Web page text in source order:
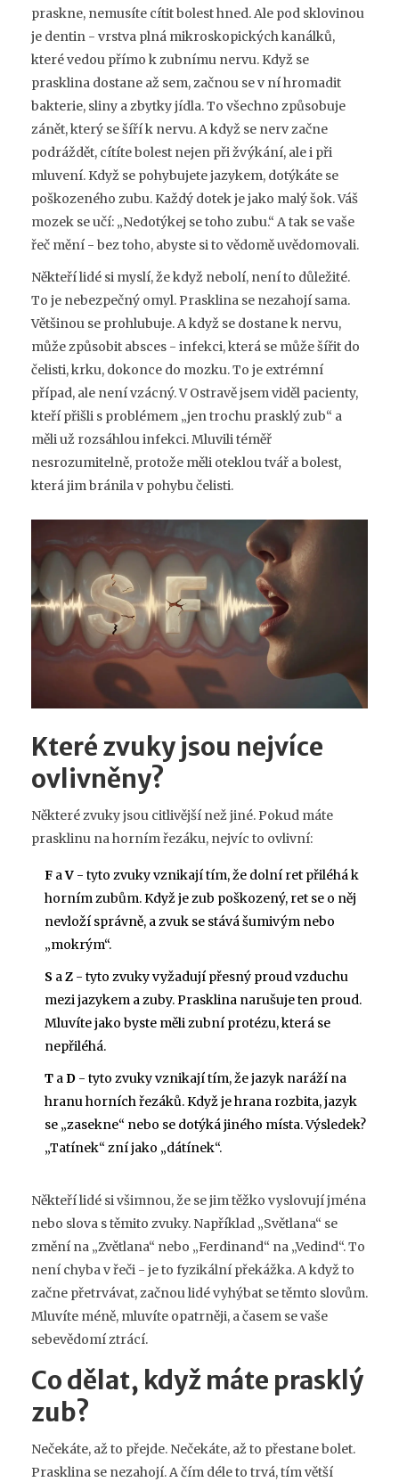
praskne, nemusíte cítit bolest hned. Ale pod sklovinou
je dentin - vrstva plná mikroskopických kanálků,
které vedou přímo k zubnímu nervu. Když se
prasklina dostane až sem, začnou se v ní hromadit
bakterie, sliny a zbytky jídla. To všechno způsobuje
zánět, který se šíří k nervu. A když se nerv začne
podráždět, cítíte bolest nejen při žvýkání, ale i při
mluvení. Když se pohybujete jazykem, dotýkáte se
poškozeného zubu. Každý dotek je jako malý šok. Váš
mozek se učí: „Nedotýkej se toho zubu.“ A tak se vaše
řeč mění - bez toho, abyste si to vědomě uvědomovali.
Někteří lidé si myslí, že když nebolí, není to důležité.
To je nebezpečný omyl. Prasklina se nezahojí sama.
Většinou se prohlubuje. A když se dostane k nervu,
může způsobit absces - infekci, která se může šířit do
čelisti, krku, dokonce do mozku. To je extrémní
případ, ale není vzácný. V Ostravě jsem viděl pacienty,
kteří přišli s problémem „jen trochu prasklý zub“ a
měli už rozsáhlou infekci. Mluvili téměř
nesrozumitelně, protože měli oteklou tvář a bolest,
která jim bránila v pohybu čelisti.
Které zvuky jsou nejvíce
ovlivněny?
Některé zvuky jsou citlivější než jiné. Pokud máte
prasklinu na horním řezáku, nejvíc to ovlivní:
F aV - tyto zvuky vznikají tím, že dolní ret přiléhá k
horním zubům. Když je zub poškozený, ret se o něj
nevloží správně, a zvuk se stává šumivým nebo
„mokrým“.
S aZ - tyto zvuky vyžadují přesný proud vzduchu
mezi jazykem a zuby. Prasklina narušuje ten proud.
Mluvíte jako byste měli zubní protézu, která se
nepřiléhá.
T aD - tyto zvuky vznikají tím, že jazyk naráží na
hranu horních řezáků. Když je hrana rozbita, jazyk
se „zasekne“ nebo se dotýká jiného místa. Výsledek?
„Tatínek“ zní jako „dátínek“.
Někteří lidé si všimnou, že se jim těžko vyslovují jména
nebo slova s těmito zvuky. Například „Světlana“ se
změní na „Zvětlana“ nebo „Ferdinand“ na „Vedind“. To
není chyba v řeči - je to fyzikální překážka. A když to
začne přetrvávat, začnou lidé vyhýbat se těmto slovům.
Mluvíte méně, mluvíte opatrněji, a časem se vaše
sebevědomí ztrácí.
Co dělat, když máte prasklý
zub?
Nečekáte, až to přejde. Nečekáte, až to přestane bolet.
Prasklina se nezahojí. A čím déle to trvá, tím větší